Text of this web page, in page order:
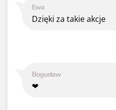
Bogusław
❤
Ewa
Dzięki za takie akcje